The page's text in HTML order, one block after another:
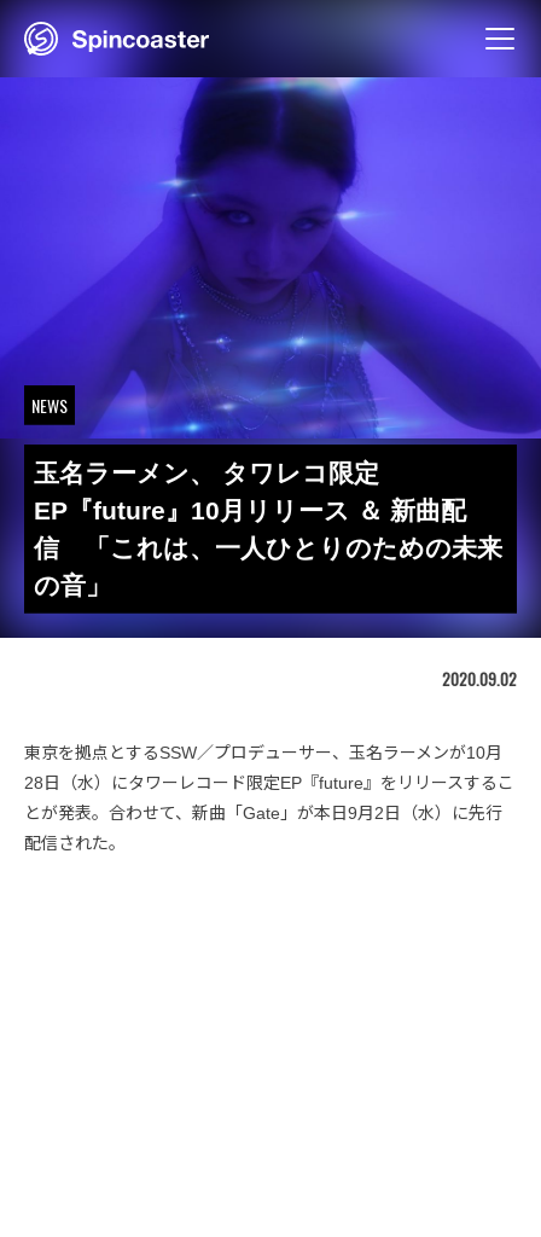
Skip
NEWS
玉名ラーメン、 タワレコ限定
EP『future』10月リリース ＆ 新曲配
信 「これは、一人ひとりのための未来
の音」
2020.09.02
東京を拠点とするSSW／プロデューサー、玉名ラーメンが10月
28日（水）にタワーレコード限定EP『future』をリリースするこ
とが発表。合わせて、新曲「Gate」が本日9月2日（水）に先行
配信された。